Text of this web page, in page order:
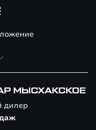
МЫСХАКСКОЕ
дилер